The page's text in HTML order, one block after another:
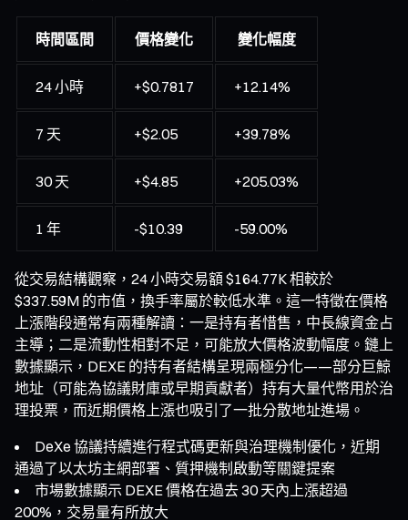
時間區間 價格變化 變化幅度
24 小時 +$0.7817 +12.14%
7 天 +$2.05 +39.78%
30 天 +$4.85 +205.03%
1 年 -$10.39 -59.00%
從交易結構觀察，24 小時交易額 $164.77K 相較於
$337.59M 的市值，換手率屬於較低水準。這一特徵在價格
上漲階段通常有兩種解讀：一是持有者惜售，中長線資金占
主導；二是流動性相對不足，可能放大價格波動幅度。鏈上
數據顯示，DEXE 的持有者結構呈現兩極分化——部分巨鯨
地址（可能為協議財庫或早期貢獻者）持有大量代幣用於治
理投票，而近期價格上漲也吸引了一批分散地址進場。
DeXe 協議持續進行程式碼更新與治理機制優化，近期
通過了以太坊主網部署、質押機制啟動等關鍵提案
市場數據顯示 DEXE 價格在過去 30 天內上漲超過
200%，交易量有所放大